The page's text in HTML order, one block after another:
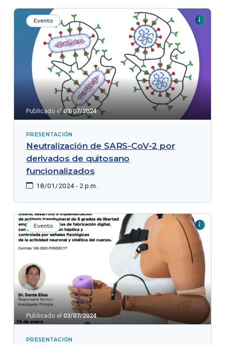
Evento
Publicado el03/07/2024
PRESENTACIÓN
Neutralización de SARS-CoV-2 por
derivados de quitosano
funcionalizados
18/01/2024 - 2 p.m.
Evento
Publicado el 03/07/2024
PRESENTACIÓN